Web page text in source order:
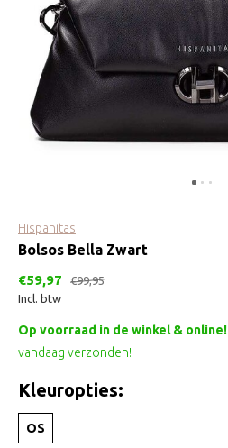
Hispanitas
Bolsos Bella Zwart
€59,97
€99,95
Incl. btw
Op voorraad in de winkel & online!
vandaag verzonden!
Kleuropties:
OS